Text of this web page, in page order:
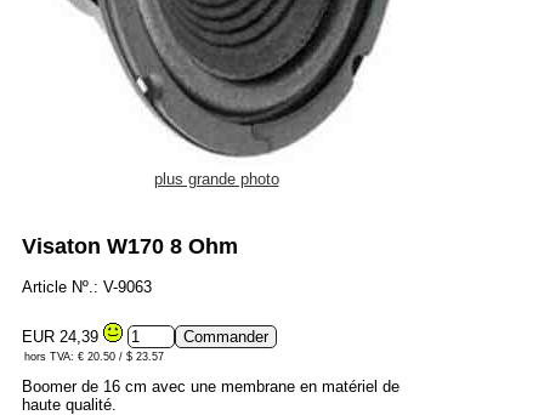
plus grande photo
Visaton W170 8 Ohm
Article Nº.: V-9063
EUR 24,39
hors TVA: € 20.50 / $ 23.57
Boomer de 16 cm avec une membrane en matériel de
haute qualité.